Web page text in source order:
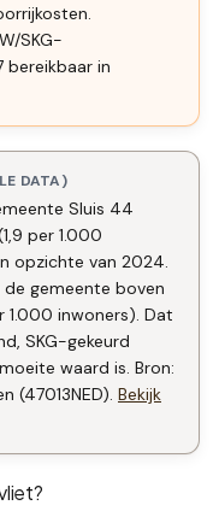
SKG-
in
DATA)
Sluis 44
per 1.000
opzichte van 2024.
gemeente boven
1.000 inwoners). Dat
SKG-gekeurd
waard is. Bron:
(47013NED). Bekijk
?